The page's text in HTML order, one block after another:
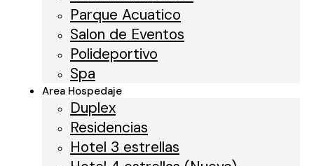
Parque Acuatico
Salon de Eventos
Polideportivo
Spa
Area Hospedaje
Duplex
Residencias
Hotel 3 estrellas